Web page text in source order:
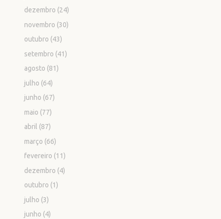
dezembro (24)
novembro (30)
outubro (43)
setembro (41)
agosto (81)
julho (64)
junho (67)
maio (77)
abril (87)
março (66)
fevereiro (11)
dezembro (4)
outubro (1)
julho (3)
junho (4)